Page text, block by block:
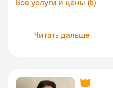
Все услуги и цены (5)
Читать дальше